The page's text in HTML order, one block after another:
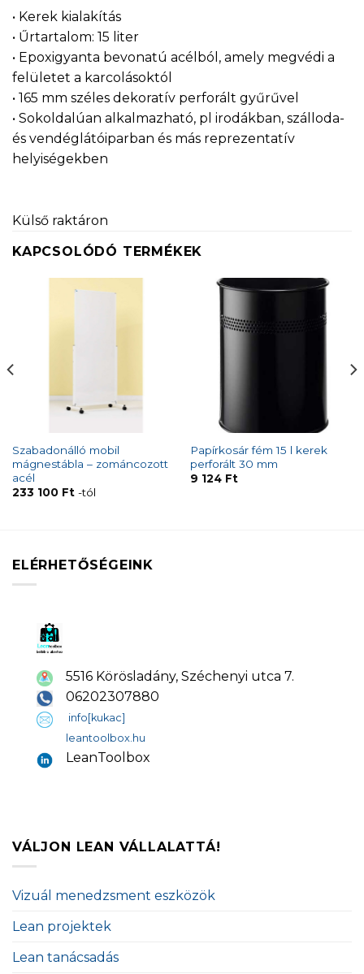
• Kerek kialakítás
• Űrtartalom: 15 liter
• Epoxigyanta bevonatú acélból, amely megvédi a
felületet a karcolásoktól
• 165 mm széles dekoratív perforált gyűrűvel
• Sokoldalúan alkalmazható, pl irodákban, szálloda-
és vendéglátóiparban és más reprezentatív
helyiségekben
Külső raktáron
KAPCSOLÓDÓ TERMÉKEK
Szabadonálló mobil
mágnestábla – zománcozott
acél
233 100 Ft-tól
Papírkosár fém 15 l kerek
perforált 30 mm
9 124 Ft
ELÉRHETŐSÉGEINK
5516 Körösladány, Széchenyi utca 7.
06202307880
info[kukac]
leantoolbox.hu
LeanToolbox
VÁLJON LEAN VÁLLALATTÁ!
Vizuál menedzsment eszközök
Lean projektek
Lean tanácsadás